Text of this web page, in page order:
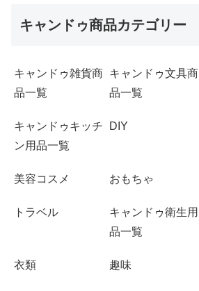
キャンドゥ商品カテゴリー
キャンドゥ雑貨商
品一覧
キャンドゥ文具商
品一覧
キャンドゥキッチ
ン用品一覧
DIY
美容コスメ おもちゃ
トラベル
キャンドゥ衛生用
品一覧
衣類 趣味